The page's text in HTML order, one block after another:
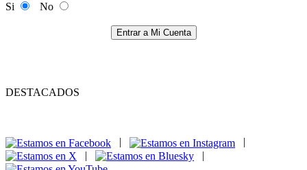
Si
No
Entrar a Mi Cuenta
DESTACADOS
|
|